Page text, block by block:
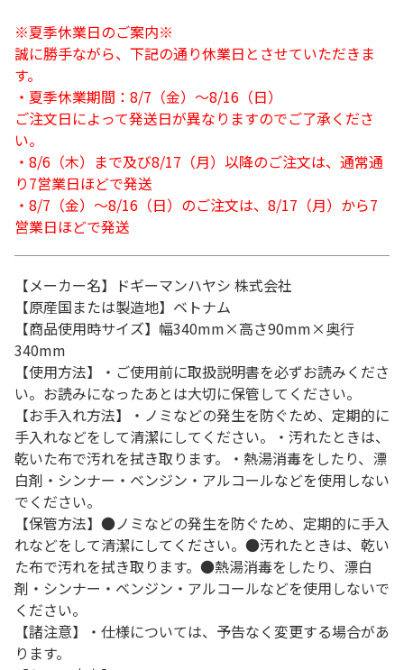
※夏季休業日のご案内※
誠に勝手ながら、下記の通り休業日とさせていただきま
す。
・夏季休業期間：8/7（金）～8/16（日）
ご注文日によって発送日が異なりますのでご了承くださ
い。
・8/6（木）まで及び8/17（月）以降のご注文は、通常通
り7営業日ほどで発送
・8/7（金）～8/16（日）のご注文は、8/17（月）から7
営業日ほどで発送
【メーカー名】ドギーマンハヤシ 株式会社
【原産国または製造地】ベトナム
【商品使用時サイズ】幅340mm×高さ90mm×奥行
340mm
【使用方法】・ご使用前に取扱説明書を必ずお読みくださ
い。お読みになったあとは大切に保管してください。
【お手入れ方法】・ノミなどの発生を防ぐため、定期的に
手入れなどをして清潔にしてください。・汚れたときは、
乾いた布で汚れを拭き取ります。・熱湯消毒をしたり、漂
白剤・シンナー・ベンジン・アルコールなどを使用しない
でください。
【保管方法】●ノミなどの発生を防ぐため、定期的に手入
れなどをして清潔にしてください。●汚れたときは、乾い
た布で汚れを拭き取ります。●熱湯消毒をしたり、漂白
剤・シンナー・ベンジン・アルコールなどを使用しないで
ください。
【諸注意】・仕様については、予告なく変更する場合があ
ります。